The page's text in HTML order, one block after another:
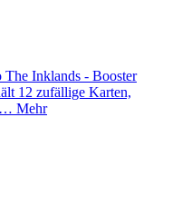
The Inklands - Booster
12 zufällige Karten,
Mehr